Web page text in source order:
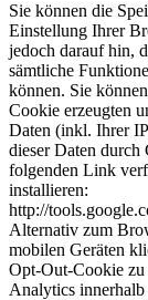
Sie können die
Einstellung Ihrer
jedoch darauf hin,
sämtliche
können. Sie
Cookie erzeugten
Daten (inkl. Ihrer
dieser Daten durch
folgenden Link
installieren:
http://
Alternativ zum
mobilen Geräten
Opt-Out-Cookie zu
Analytics